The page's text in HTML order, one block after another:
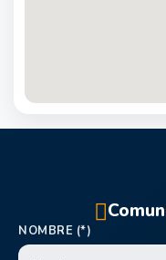
NOMBRE (*)